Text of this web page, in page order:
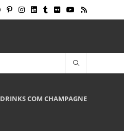
DRINKS COM CHAMPAGNE